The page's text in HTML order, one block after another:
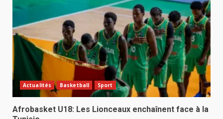
Actualités Basketball Sport
Afrobasket U18: Les Lionceaux enchaînent face à la